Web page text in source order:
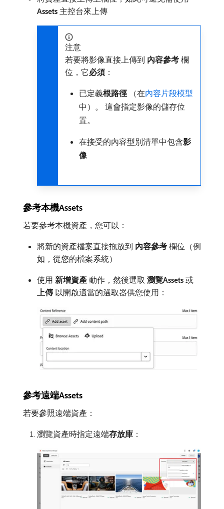
Assets ​主控台來上傳
注意
若要將影像直接上傳到​ 內容參考 ​欄
位，它​必須 ：
已定義​根路徑 （在內容片段模型
中）。 這會指定影像的儲存位
置。
在接受的內容型別清單中包含​影
像
參考本機Assets
若要參考本機資產，您可以：
將新的資產檔案直接拖放到​ 內容參考 ​欄位（例
如，從您的檔案系統）
使用​ 新增資產 ​動作，然後選取​ 瀏覽Assets ​或​
上傳​以開啟適當的選取器供您使用：
參考遠端Assets
若要參照遠端資產：
瀏覽資產時指定遠端​存放庫 ：